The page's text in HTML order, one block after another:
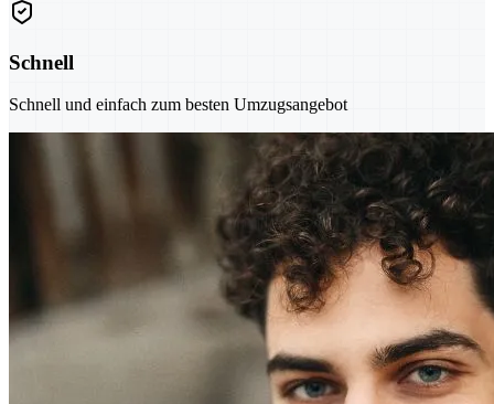
Schnell
Schnell und einfach zum besten Umzugsangebot